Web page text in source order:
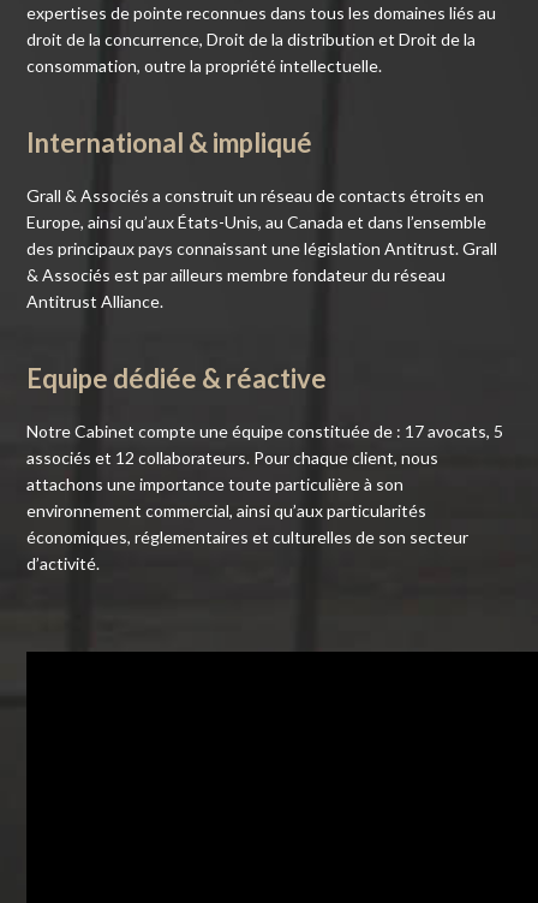
expertises de pointe reconnues dans tous les domaines liés au
droit de la concurrence,Droit de la distribution etDroit de la
consommation, outre la propriété intellectuelle.
International & impliqué
Grall & Associés a construit un réseau de contacts étroits en
Europe, ainsi qu’aux États-Unis, au Canada et dans l’ensemble
des principaux pays connaissant une législation Antitrust. Grall
& Associés est par ailleurs membre fondateur du réseau
Antitrust Alliance.
Equipe dédiée & réactive
Notre Cabinet compte uneéquipeconstituée de : 17 avocats, 5
associés et 12 collaborateurs. Pour chaque client, nous
attachons une importance toute particulière à son
environnement commercial, ainsi qu’aux particularités
économiques, réglementaires et culturelles de son secteur
d’activité.